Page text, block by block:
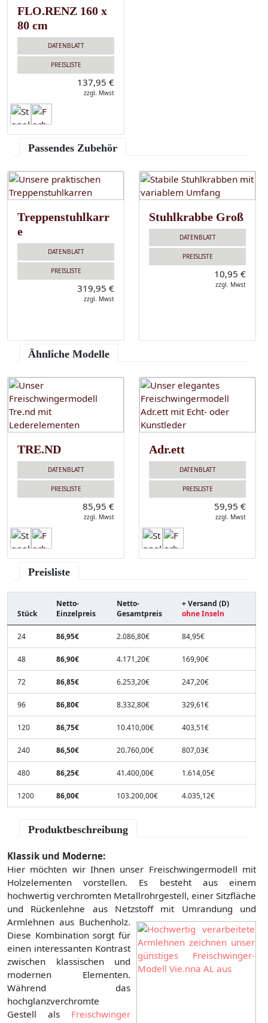
FLO.RENZ 160 x
80 cm
DATENBLATT
PREISLISTE
137,95 €
zzgl. Mwst
Passendes Zubehör
Treppenstuhlkarr
e
DATENBLATT
PREISLISTE
319,95 €
zzgl. Mwst
Stuhlkrabbe Groß
DATENBLATT
PREISLISTE
10,95 €
zzgl. Mwst
Ähnliche Modelle
TRE.ND
DATENBLATT
PREISLISTE
85,95 €
zzgl. Mwst
Adr.ett
DATENBLATT
PREISLISTE
59,95 €
zzgl. Mwst
Preisliste
Stück
Netto-
Einzelpreis
Netto-
Gesamtpreis
+ Versand (D)
ohne Inseln
24 86,95€ 2.086,80€ 84,95€
48 86,90€ 4.171,20€ 169,90€
72 86,85€ 6.253,20€ 247,20€
96 86,80€ 8.332,80€ 329,61€
120 86,75€ 10.410,00€ 403,51€
240 86,50€ 20.760,00€ 807,03€
480 86,25€ 41.400,00€ 1.614,05€
1200 86,00€ 103.200,00€ 4.035,12€
Produktbeschreibung
Klassik und Moderne:
Hier möchten wir Ihnen unser Freischwingermodell mit
Holzelementen vorstellen. Es besteht aus einem
hochwertig verchromten Metallrohrgestell, einer Sitzfläche
und Rückenlehne aus Netzstoff mit Umrandung und
Armlehnen aus Buchenholz.
Diese Kombination sorgt für
einen interessanten Kontrast
zwischen klassischen und
modernen Elementen.
Während das
hochglanzverchromte
Gestell als Freischwinger